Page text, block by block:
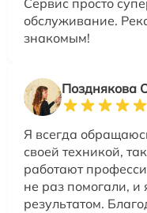
Сервис просто
обслуживание.
знакомым!
Позднякова
Я всегда
своей техникой,
работают
не раз помогали, и
результатом.